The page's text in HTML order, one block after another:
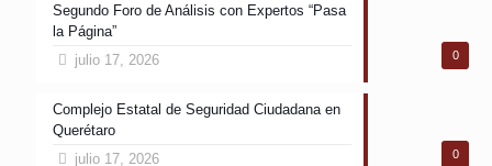
0
Segundo Foro de Análisis con Expertos “Pasa
la Página”
julio 17, 2026
0
Complejo Estatal de Seguridad Ciudadana en
Querétaro
julio 17, 2026